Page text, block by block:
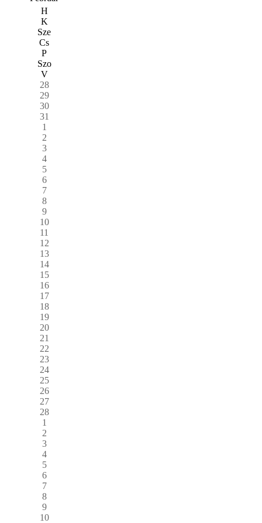
H
K
Sze
Cs
P
Szo
V
28
29
30
31
1
2
3
4
5
6
7
8
9
10
11
12
13
14
15
16
17
18
19
20
21
22
23
24
25
26
27
28
1
2
3
4
5
6
7
8
9
10